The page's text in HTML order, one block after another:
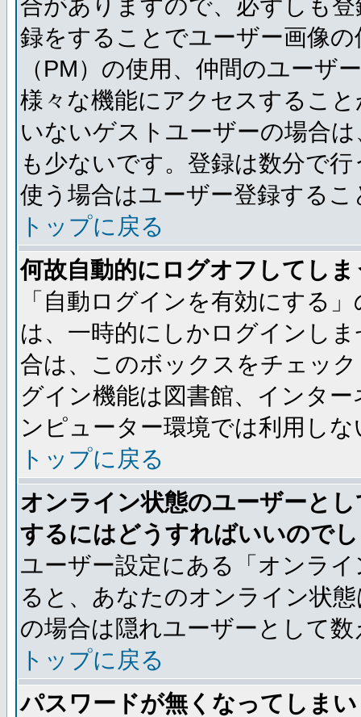
合がありますので、必ずしも
録をすることでユーザー画像
（PM）の使用、仲間のユーザ
様々な機能にアクセスするこ
いないゲストユーザーの場合
も少ないです。登録は数分で
使う場合はユーザー登録する
トップに戻る
何故自動的にログオフしてし
「自動ログインを有効にする
は、一時的にしかログインし
合は、このボックスをチェッ
グイン機能は図書館、インタ
ンピューター環境では利用し
トップに戻る
オンライン状態のユーザーと
するにはどうすればいいので
ユーザー設定にある「オンラ
ると、あなたのオンライン状
の場合は隠れユーザーとして
トップに戻る
パスワードが無くなってしま